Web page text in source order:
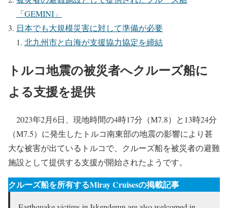
目次
被災者の避難施設として提供されたクルーズ船
日本でも大規模災害に対して準備が必要
トルコ地震の被災者へクルーズ船に
よる支援を提供
2023年2月6日、現地時間の4時17分（M7.8）と13時24分
（M7.5）に発生したトルコ南東部の地震の影響により甚